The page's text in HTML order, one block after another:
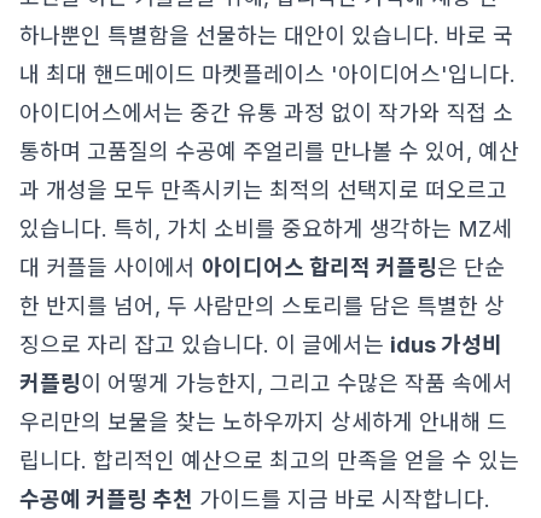
하나뿐인 특별함을 선물하는 대안이 있습니다. 바로 국
내 최대 핸드메이드 마켓플레이스 '아이디어스'입니다.
아이디어스에서는 중간 유통 과정 없이 작가와 직접 소
통하며 고품질의 수공예 주얼리를 만나볼 수 있어, 예산
과 개성을 모두 만족시키는 최적의 선택지로 떠오르고
있습니다. 특히, 가치 소비를 중요하게 생각하는 MZ세
대 커플들 사이에서 아이디어스 합리적 커플링은 단순
한 반지를 넘어, 두 사람만의 스토리를 담은 특별한 상
징으로 자리 잡고 있습니다. 이 글에서는 idus 가성비
커플링이 어떻게 가능한지, 그리고 수많은 작품 속에서
우리만의 보물을 찾는 노하우까지 상세하게 안내해 드
립니다. 합리적인 예산으로 최고의 만족을 얻을 수 있는
수공예 커플링 추천 가이드를 지금 바로 시작합니다.